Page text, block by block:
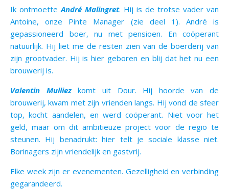
Ik ontmoetteAndré Malingret. Hij is de trotse vader van
Antoine, onze Pinte Manager (zie deel 1). André is
gepassioneerd boer, nu met pensioen. En coöperant
natuurlijk. Hij liet me de resten zien van de boerderij van
zijn grootvader. Hij is hier geboren en blij dat het nu een
brouwerij is.
Valentin Mulliezkomt uit Dour. Hij hoorde van de
brouwerij, kwam met zijn vrienden langs. Hij vond de sfeer
top, kocht aandelen, en werd coöperant. Niet voor het
geld, maar om dit ambitieuze project voor de regio te
steunen. Hij benadrukt: hier telt je sociale klasse niet.
Borinagers zijn vriendelijk en gastvrij.
Elke week zijn er evenementen. Gezelligheid en verbinding
gegarandeerd.